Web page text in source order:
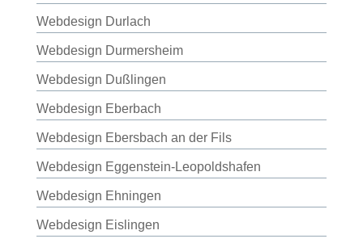
Webdesign Durlach
Webdesign Durmersheim
Webdesign Dußlingen
Webdesign Eberbach
Webdesign Ebersbach an der Fils
Webdesign Eggenstein-Leopoldshafen
Webdesign Ehningen
Webdesign Eislingen